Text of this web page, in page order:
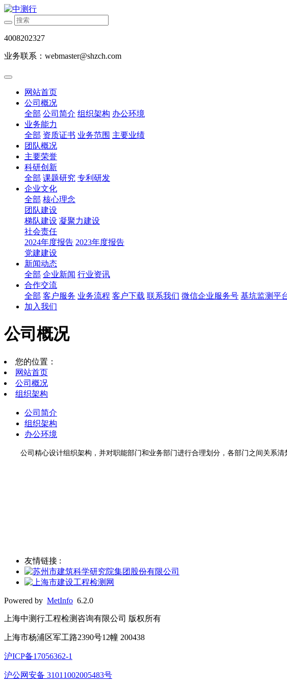
4008202327
业务联系：webmaster@shzch.com
网站首页
公司概况
全部 公司简介 组织架构 办公环境
业务能力
全部 资质证书 业务范围 主要业绩
团队概况
主要荣誉
科研创新
全部 课题研究 专利研发
企业文化
全部 核心理念
团队建设
梯队建设 凝聚力建设
社会责任
2024年度报告 2023年度报告
党建建设
新闻动态
全部 企业新闻 行业资讯
合作交流
全部 客户服务 业务流程 客户下载 联系我们 微信企业服务号 基坑监测平
加入我们
公司概况
您的位置：
网站首页
公司概况
组织架构
公司简介
组织架构
办公环境
公司精心设计组织架构，并对职能部门和业务部门进行合理划分，各部门之间关系
友情链接 :
Powered by MetInfo 6.2.0
上海中测行工程检测咨询有限公司 版权所有
上海市杨浦区军工路2390号12幢 200438
沪ICP备17056362-1
沪公网安备 31011002005483号